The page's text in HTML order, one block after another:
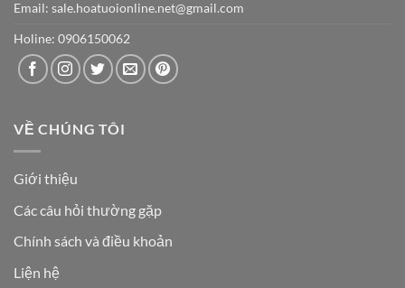
Email: sale.hoatuoionline.net@gmail.com
Holine: 0906150062
VỀ CHÚNG TÔI
Giới thiệu
Các câu hỏi thường gặp
Chính sách và điều khoản
Liện hệ